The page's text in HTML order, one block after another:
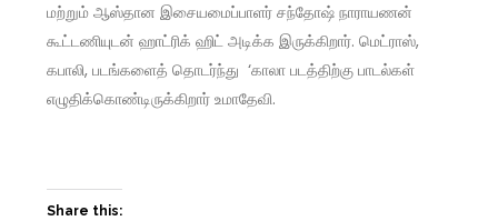
மற்றும் ஆஸ்தான இசையமைப்பாளர் சந்தோஷ் நாராயணன்
கூட்டணியுடன் ஹாட்ரிக் ஹிட் அடிக்க இருக்கிறார். மெட்ராஸ்,
கபாலி, படங்களைத் தொடர்ந்து ‘காலா படத்திற்கு பாடல்கள்
எழுதிக்கொண்டிருக்கிறார் உமாதேவி.
Share this: